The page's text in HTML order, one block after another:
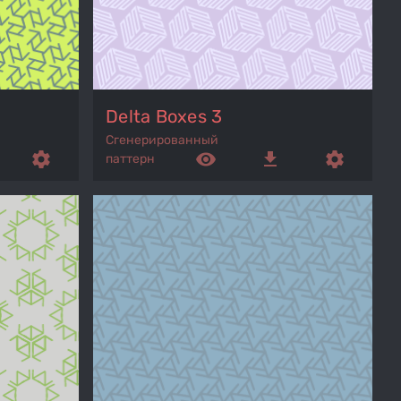
settings
Delta Boxes 3
Сгенерированный
паттерн
remove_red_eye get_app settings